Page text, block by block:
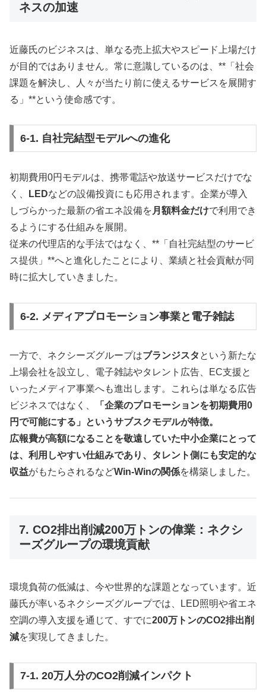
ネスの加速
近藤氏のビジネスは、単なる売上拡大やスピード上場だけ
が目的ではありません。常に意識しているのは、**「社会
課題を解決し、人々が当たり前に使えるサービスを展開す
る」**という使命感です。
6-1. 自社完結型モデルへの進化
初期費用0円モデルは、携帯電話や放送サービスだけでな
く、
LEDなどの設備投資にも応用されます。企業が導入
しづらかった最新の省エネ設備を 月額料金だけで利用でき
るようにする仕組みを展開。
従来の代理店的な手法ではなく、**「自社完結型のサービ
ス提供」**へと進化したことにより、業績と社会貢献が同
時に拡大していきました。
6-2. メディアプロモーション事業と電子雑誌
一方で、ネクシーズグループはブランジスタ という新たな
上場会社を設立し、電子雑誌やタレント広告、EC支援と
いったメディア事業へも進出します。これらは単なる広告
ビジネスではなく、
「企業のプロモーションを初期費用0
円で可能にする」というサブスクモデルが特徴。
広報費が高額になることを敬遠していた中小企業にとって
は、利用しやすい仕組みであり、タレント側にも安定的な
収益がもたらされるなどWin-Winの関係を構築しました。
7. CO2排出削減200万トンの偉業：ネクシ
ーズグループの環境貢献
環境負荷の低減は、今や世界的な課題となっています。近
藤氏が率いるネクシーズグループでは、LED照明や省エネ
空調の導入支援を通じて、すでに200万トンのCO2排出削
減を実現してきました。
7-1. 20万人分のCO2削減インパクト